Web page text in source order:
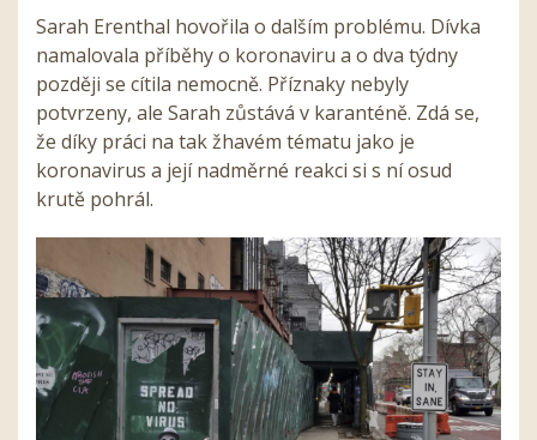
Sarah Erenthal hovořila o dalším problému. Dívka
namalovala příběhy o koronaviru a o dva týdny
později se cítila nemocně. Příznaky nebyly
potvrzeny, ale Sarah zůstává v karanténě. Zdá se,
že díky práci na tak žhavém tématu jako je
koronavirus a její nadměrné reakci si s ní osud
krutě pohrál.